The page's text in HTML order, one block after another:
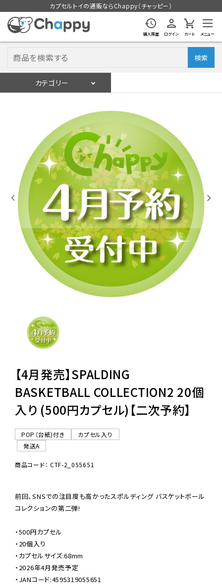
カプセルトイの通販ならChappy（チャッピー）
購入履歴 ログイン カート メニュー
検索
カテゴリー
入荷スケジュールをチェック
カプセルトイマシン本体
カプセルトイ
販促用空カプセル
レンタル
景品・玩具・文具
販促用カプセルトイ
06-6282-7659
【4月発売】SPALDING
BASKETBALL COLLECTION2 20個
入り (500円カプセル)【二次予約】
POP（台紙)付き
カプセル入り
発送A
商品コード： CTF-2_055651
前回、SNSでの注目度も高かったスポルディング バスケットボール
コレクションの第二弾!
・500円カプセル
・20個入り
・カプセルサイズ:68mm
・2026年4月発売予定
・JANコード:4595319055651